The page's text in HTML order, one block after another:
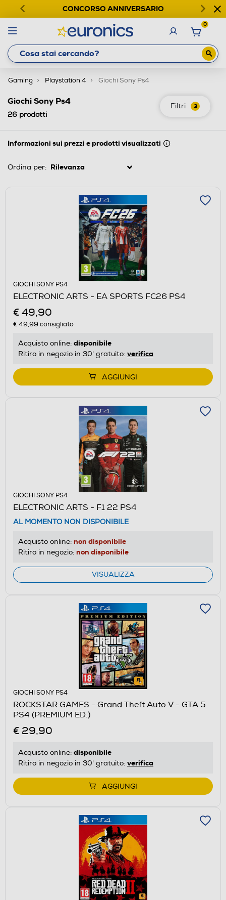
CONCORSO ANNIVERSARIO
0
Gaming Playstation 4 Giochi Sony Ps4
Filtri 3
Giochi Sony Ps4
26 prodotti
Informazioni sui prezzi e prodotti visualizzati
Ordina per:
GIOCHI SONY PS4
ELECTRONIC ARTS - EA SPORTS FC26 PS4
€ 49,90
€ 49,99 consigliato
Acquisto online: disponibile
Ritiro in negozio in 30' gratuito: verifica
AGGIUNGI
GIOCHI SONY PS4
ELECTRONIC ARTS - F1 22 PS4
AL MOMENTO NON DISPONIBILE
Acquisto online: non disponibile
Ritiro in negozio: non disponibile
VISUALIZZA
GIOCHI SONY PS4
ROCKSTAR GAMES - Grand Theft Auto V - GTA 5
PS4 (PREMIUM ED.)
€ 29,90
Acquisto online: disponibile
Ritiro in negozio in 30' gratuito: verifica
AGGIUNGI